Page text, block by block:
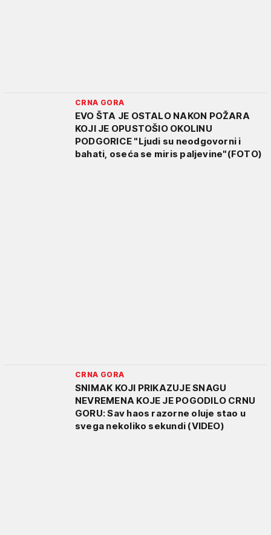
CRNA GORA
EVO ŠTA JE OSTALO NAKON POŽARA
KOJI JE OPUSTOŠIO OKOLINU
PODGORICE "Ljudi su neodgovorni i
bahati, oseća se miris paljevine"(FOTO)
CRNA GORA
SNIMAK KOJI PRIKAZUJE SNAGU
NEVREMENA KOJE JE POGODILO CRNU
GORU: Sav haos razorne oluje stao u
svega nekoliko sekundi (VIDEO)